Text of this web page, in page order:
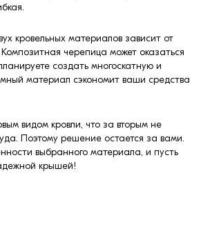
кровельных материалов зависит от
черепица может оказаться
создать многоскатную и
материал сэкономит ваши средства
видом кровли, что за вторым не
Поэтому решение остается за вами.
выбранного материала, и пусть
крышей!